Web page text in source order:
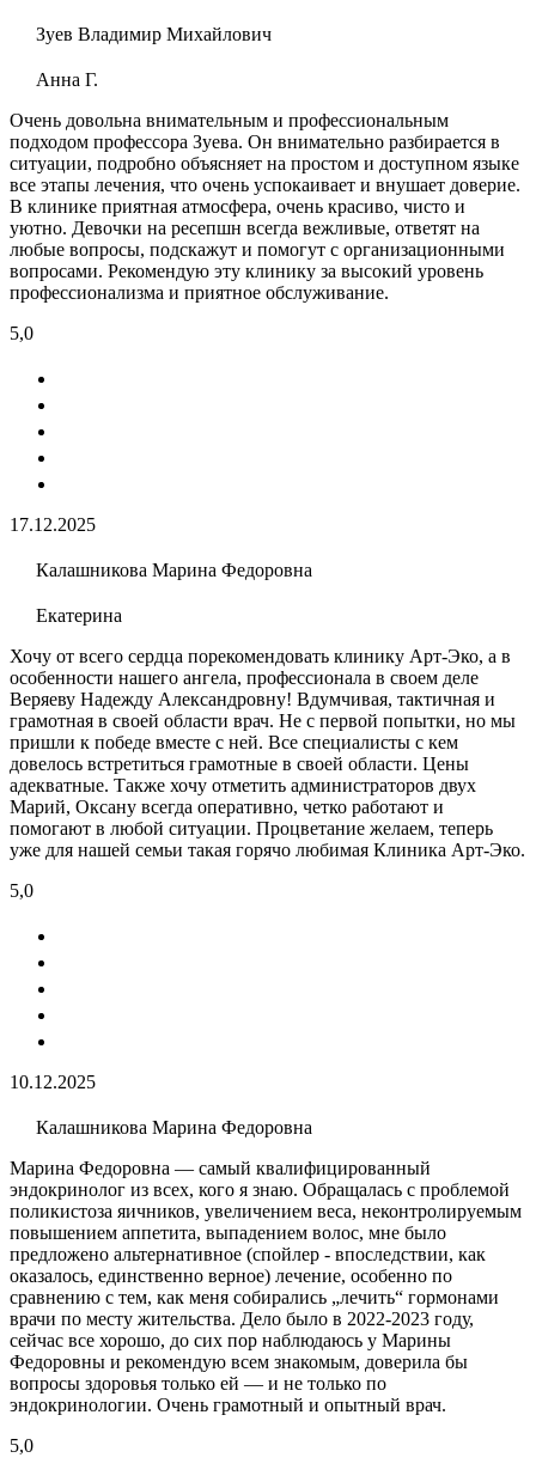
Зуев Владимир Михайлович
Анна Г.
Очень довольна внимательным и профессиональным
подходом профессора Зуева. Он внимательно разбирается в
ситуации, подробно объясняет на простом и доступном языке
все этапы лечения, что очень успокаивает и внушает доверие.
В клинике приятная атмосфера, очень красиво, чисто и
уютно. Девочки на ресепшн всегда вежливые, ответят на
любые вопросы, подскажут и помогут с организационными
вопросами. Рекомендую эту клинику за высокий уровень
профессионализма и приятное обслуживание.
5,0
17.12.2025
Калашникова Марина Федоровна
Екатерина
Хочу от всего сердца порекомендовать клинику Арт-Эко, а в
особенности нашего ангела, профессионала в своем деле
Веряеву Надежду Александровну! Вдумчивая, тактичная и
грамотная в своей области врач. Не с первой попытки, но мы
пришли к победе вместе с ней. Все специалисты с кем
довелось встретиться грамотные в своей области. Цены
адекватные. Также хочу отметить администраторов двух
Марий, Оксану всегда оперативно, четко работают и
помогают в любой ситуации. Процветание желаем, теперь
уже для нашей семьи такая горячо любимая Клиника Арт-Эко.
5,0
10.12.2025
Калашникова Марина Федоровна
Марина Федоровна — самый квалифицированный
эндокринолог из всех, кого я знаю. Обращалась с проблемой
поликистоза яичников, увеличением веса, неконтролируемым
повышением аппетита, выпадением волос, мне было
предложено альтернативное (спойлер - впоследствии, как
оказалось, единственно верное) лечение, особенно по
сравнению с тем, как меня собирались „лечить“ гормонами
врачи по месту жительства. Дело было в 2022-2023 году,
сейчас все хорошо, до сих пор наблюдаюсь у Марины
Федоровны и рекомендую всем знакомым, доверила бы
вопросы здоровья только ей — и не только по
эндокринологии. Очень грамотный и опытный врач.
5,0